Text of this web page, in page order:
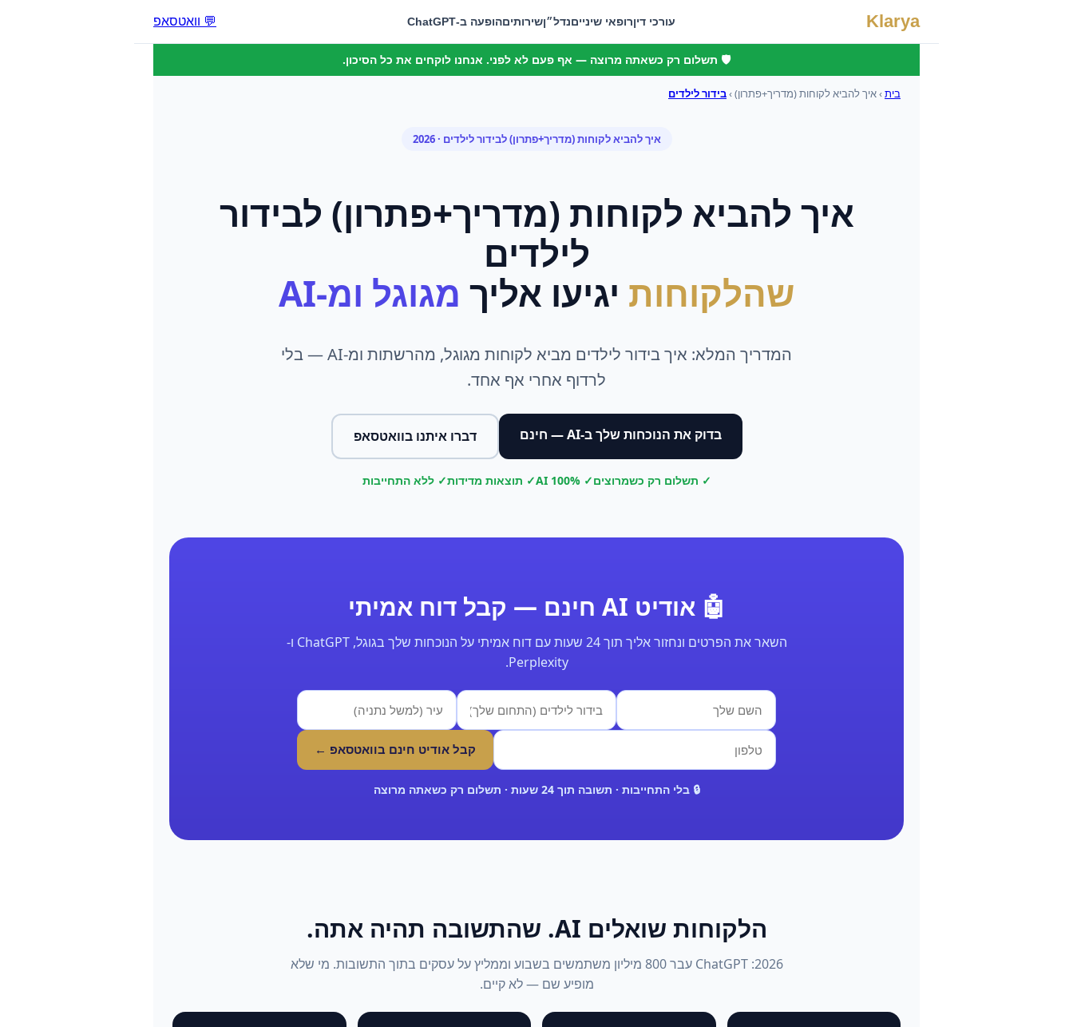
Klarya עורכי דיןרופאי שינייםנדל״ןשירותיםהופעה ב-ChatGPT 💬 וואטסאפ
🛡️ תשלום רק כשאתה מרוצה — אף פעם לא לפני. אנחנו לוקחים את כל הסיכון.
בית›איך להביא לקוחות (מדריך+פתרון)›בידור לילדים
איך להביא לקוחות (מדריך+פתרון)לבידור לילדים · 2026
איך להביא לקוחות (מדריך+פתרון) לבידור
לילדים
שהלקוחות יגיעו אליך מגוגל ומ-AI
המדריך המלא: איך בידור לילדים מביא לקוחות מגוגל, מהרשתות ומ-AI — בלי
לרדוף אחרי אף אחד.
בדוק את הנוכחות שלך ב-AI — חינם דברו איתנו בוואטסאפ
✓ תשלום רק כשמרוצים✓ 100% AI ✓ תוצאות מדידות✓ ללא התחייבות
🤖 אודיט AI חינם — קבל דוח אמיתי
השאר את הפרטים ונחזור אליך תוך 24 שעות עם דוח אמיתי על הנוכחות שלך בגוגל, ChatGPT ו-
Perplexity.
קבל אודיט חינם בוואטסאפ ←
🔒 בלי התחייבות · תשובה תוך 24 שעות · תשלום רק כשאתה מרוצה
הלקוחות שואלים AI. שהתשובה תהיה אתה.
2026: ChatGPT עבר 800 מיליון משתמשים בשבוע וממליץ על עסקים בתוך התשובות. מי שלא
מופיע שם — לא קיים.